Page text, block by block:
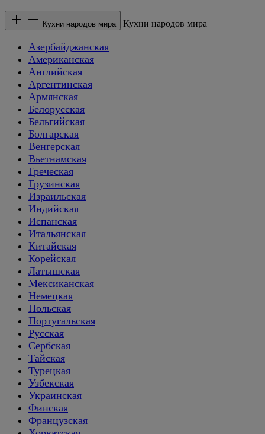
Кухни народов мира Кухни народов мира
Азербайджанская
Американская
Английская
Аргентинская
Армянская
Белорусская
Бельгийская
Болгарская
Венгерская
Вьетнамская
Греческая
Грузинская
Израильская
Индийская
Испанская
Итальянская
Китайская
Корейская
Латышская
Мексиканская
Немецкая
Польская
Португальская
Русская
Сербская
Тайская
Турецкая
Узбекская
Украинская
Финская
Французская